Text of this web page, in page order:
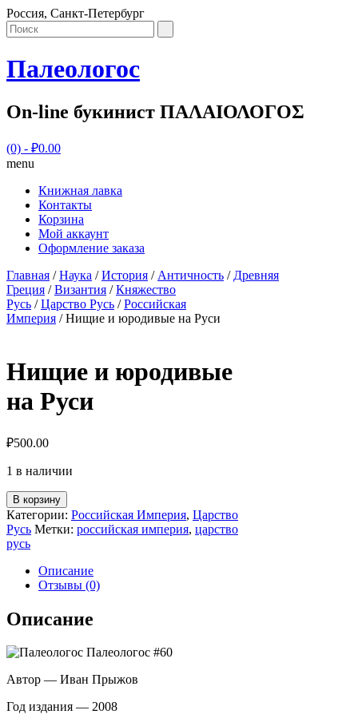
Россия, Санкт-Петербург
Палеологос
On-line букинист ΠΑΛΑΙΟΛΟΓΟΣ
(0) - ₽0.00
menu
Книжная лавка
Контакты
Корзина
Мой аккаунт
Оформление заказа
Главная /Наука /История / Античность / Древняя
Греция /Византия /Княжество
Русь /Царство Русь /Российская
Империя / Нищие и юродивые на Руси
Нищие и юродивые
на Руси
₽500.00
1 в наличии
Количество
товара
Нищие
и
юродивые
Руси
В корзину
Категории: Российская Империя, Царство
Русь Метки: российская империя, царство
русь
Описание
Отзывы (0)
Описание
Автор — Иван Прыжов
Год издания — 2008